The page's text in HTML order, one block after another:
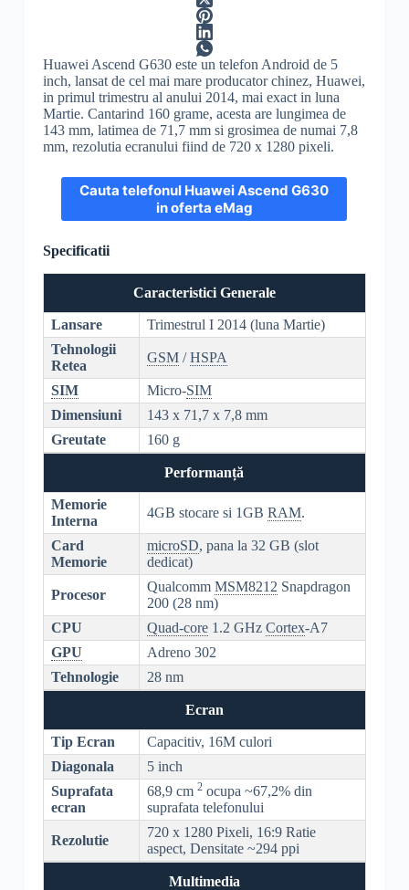
Huawei Ascend G630 este un telefon Android de 5
inch, lansat de cel mai mare producator chinez, Huawei,
in primul trimestru al anului 2014, mai exact in luna
Martie. Cantarind 160 grame, acesta are lungimea de
143 mm, latimea de 71,7 mm si grosimea de numai 7,8
mm, rezolutia ecranului fiind de 720 x 1280 pixeli.
Cauta telefonul Huawei Ascend G630
in oferta eMag
Specificatii
Caracteristici Generale
Lansare
Trimestrul I 2014 (luna Martie)
Tehnologii
Retea
GSM/HSPA
SIM Micro-SIM
Dimensiuni
143 x 71,7 x 7,8 mm
Greutate
160 g
Performanță
Memorie
Interna
4GB stocare si 1GB RAM.
Card
Memorie
microSD, pana la 32 GB (slot
dedicat)
Procesor
Qualcomm MSM8212 Snapdragon
200 (28 nm)
CPU
Quad-core1.2 GHz Cortex-A7
GPU
Adreno 302
Tehnologie
28 nm
Ecran
Tip Ecran
Capacitiv, 16M culori
Diagonala
5 inch
Suprafata
ecran
68,9 cm 2ocupa ~67,2% din
suprafata telefonului
Rezolutie
720 x 1280 Pixeli, 16:9 Ratie
aspect, Densitate ~294 ppi
Multimedia